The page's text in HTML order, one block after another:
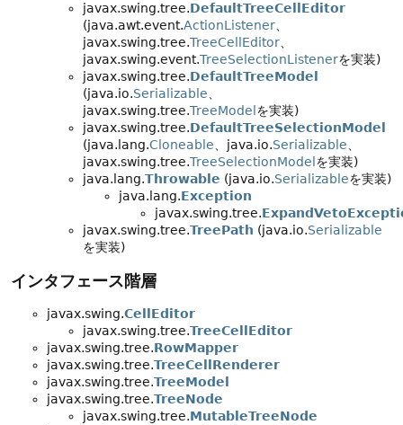
javax.swing.tree.DefaultTreeCellEditor
(java.awt.event.ActionListener
javax.swing.tree.TreeCellEditor
javax.swing.event.TreeSelectionListenerを実装)
javax.swing.tree.DefaultTreeModel
(java.io.Serializable
javax.swing.tree.TreeModel を実装)
javax.swing.tree.DefaultTreeSelectionModel
(java.lang.Cloneable 、java.io.Serializable
javax.swing.tree.TreeSelectionModel を実装)
java.lang.Throwable (java.io.Serializableを実装)
java.lang.Exception
javax.swing.tree.
javax.swing.tree.TreePath (java.io.Serializable
を実装)
インタフェース階層
javax.swing.CellEditor
javax.swing.tree.TreeCellEditor
javax.swing.tree.RowMapper
javax.swing.tree.TreeCellRenderer
javax.swing.tree.TreeModel
javax.swing.tree.TreeNode
javax.swing.tree.MutableTreeNode